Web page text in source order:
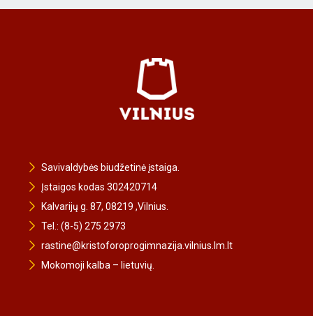
Savivaldybės biudžetinė įstaiga.
Įstaigos kodas 302420714
Kalvarijų g. 87, 08219 ,Vilnius.
Tel.: (8-5) 275 2973
rastine@kristoforoprogimnazija.vilnius.lm.lt
Mokomoji kalba – lietuvių.